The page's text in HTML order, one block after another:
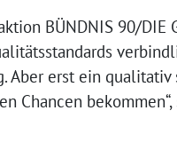
BÜNDNIS 90/
Aber erst ein
Chancen bekommen“,